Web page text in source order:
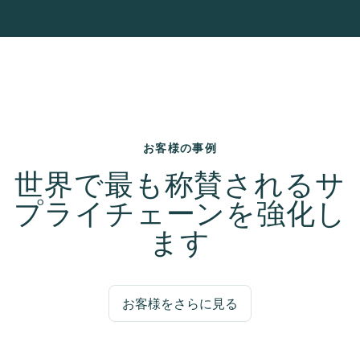
お客様の事例
世界で最も称賛されるサ
プライチェーンを強化し
ます
お客様をさらに見る